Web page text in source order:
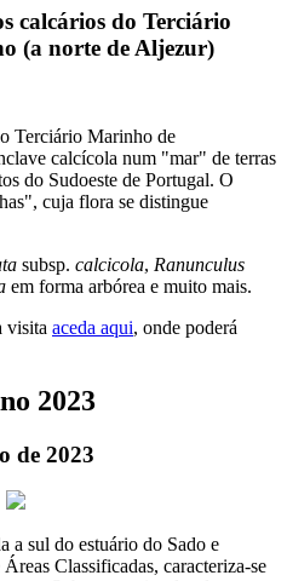
calcários do Terciário
(a norte de Aljezur)
Terciário Marinho de
calcícola num "mar" de terras
do Sudoeste de Portugal. O
cuja flora se distingue
subsp. calcicola, Ranunculus
em forma arbórea e muito mais.
visita aceda aqui, onde poderá
2023
de 2023
a sul do estuário do Sado e
Classificadas, caracteriza-se